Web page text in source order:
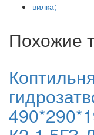
вилка;
Похожие